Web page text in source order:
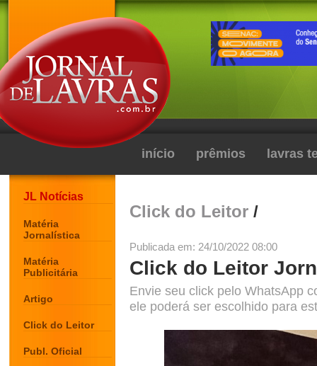
início prêmios lavras
JL Notícias
Matéria
Jornalística
Matéria
Publicitária
Artigo
Click do Leitor
Publ. Oficial
Click do Leitor /
Publicada em: 24/10/2022 08:00
Click do Leitor
Envie seu click pelo WhatsApp
ele poderá ser escolhido para